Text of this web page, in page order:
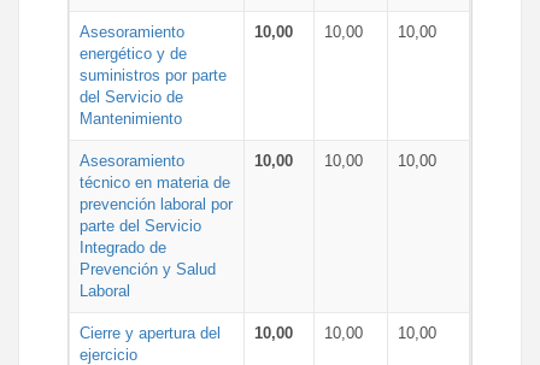
Asesoramiento
energético y de
suministros por parte
del Servicio de
Mantenimiento
10,00 10,00 10,00
Asesoramiento
técnico en materia de
prevención laboral por
parte del Servicio
Integrado de
Prevención y Salud
Laboral
10,00 10,00 10,00
Cierre y apertura del
ejercicio
10,00 10,00 10,00